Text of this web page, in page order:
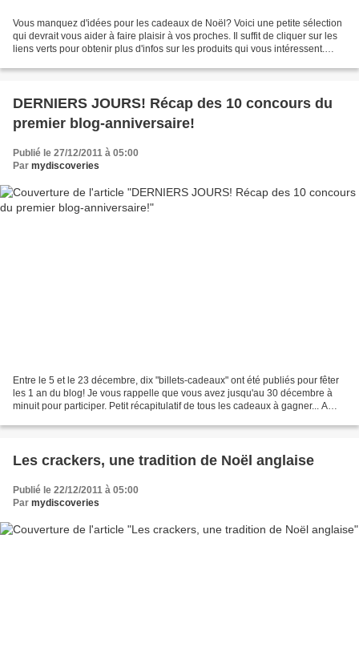
Vous manquez d'idées pour les cadeaux de Noël? Voici une petite sélection
qui devrait vous aider à faire plaisir à vos proches. Il suffit de cliquer sur les
liens verts pour obtenir plus d'infos sur les produits qui vous intéressent.
DERNIERS JOURS! Récap des 10 concours du
premier blog-anniversaire!
Publié le 27/12/2011 à 05:00
Par mydiscoveries
Entre le 5 et le 23 décembre, dix "billets-cadeaux" ont été publiés pour fêter
les 1 an du blog! Je vous rappelle que vous avez jusqu'au 30 décembre à
minuit pour participer. Petit récapitulatif de tous les cadeaux à gagner... A
Les crackers, une tradition de Noël anglaise
Publié le 22/12/2011 à 05:00
Par mydiscoveries